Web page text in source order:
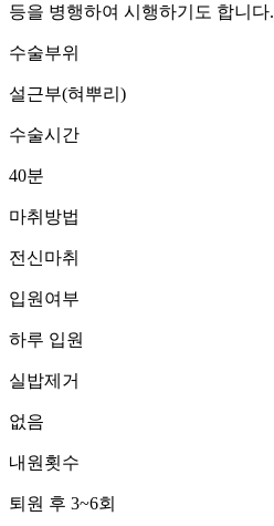
등을 병행하여 시행하기도 합니다.
수술부위
설근부(혀뿌리)
수술시간
40분
마취방법
전신마취
입원여부
하루 입원
실밥제거
없음
내원횟수
퇴원 후 3~6회